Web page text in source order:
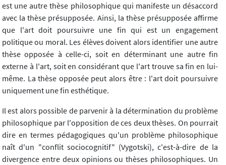
est une autre thèse philosophique qui manifeste un désaccord
avec la thèse présupposée. Ainsi, la thèse présupposée affirme
que l'art doit poursuivre une fin qui est un engagement
politique ou moral. Les élèves doivent alors identifier une autre
thèse opposée à celle-ci, soit en déterminant une autre fin
externe à l'art, soit en considérant que l'art trouve sa fin en lui-
même. La thèse opposée peut alors être : l'art doit poursuivre
uniquement une fin esthétique.
Il est alors possible de parvenir à la détermination du problème
philosophique par l'opposition de ces deux thèses. On pourrait
dire en termes pédagogiques qu'un problème philosophique
naît d'un "conflit sociocognitif" (Vygotski), c'est-à-dire de la
divergence entre deux opinions ou thèses philosophiques. Un